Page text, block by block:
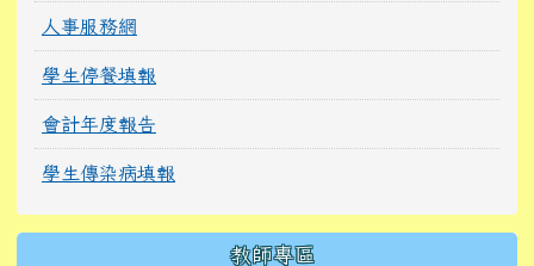
人事服務網
學生停餐填報
會計年度報告
學生傳染病填報
教師專區